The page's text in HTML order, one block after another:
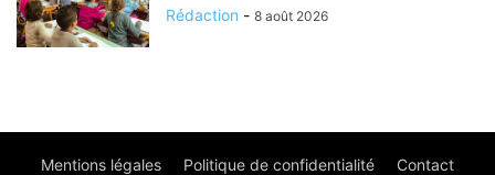
Rédaction - 8 août 2026
Mentions légales Politique de confidentialité Contact